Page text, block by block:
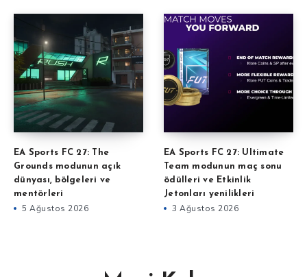
EA Sports FC 27: The
Grounds modunun açık
dünyası, bölgeleri ve
mentörleri
5 Ağustos 2026
EA Sports FC 27: Ultimate
Team modunun maç sonu
ödülleri ve Etkinlik
Jetonları yenilikleri
3 Ağustos 2026